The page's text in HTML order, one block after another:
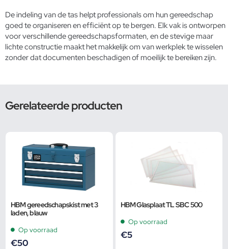
De indeling van de tas helpt professionals om hun gereedschap
goed te organiseren en efficiënt op te bergen. Elk vak is ontworpen
voor verschillende gereedschapsformaten, en de stevige maar
lichte constructie maakt het makkelijk om van werkplek te wisselen
zonder dat documenten beschadigen of moeilijk te bereiken zijn.
Gerelateerde producten
HBM gereedschapskist met 3
laden, blauw
Op voorraad
€50
HBM Glasplaat TL SBC 500
Op voorraad
€5